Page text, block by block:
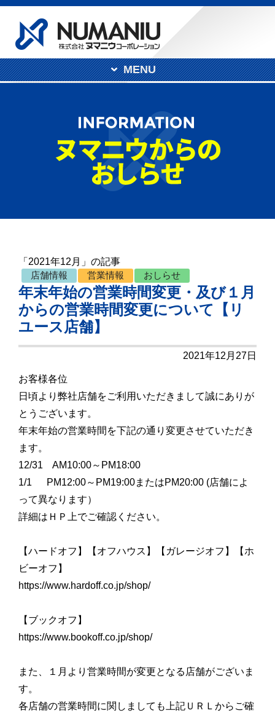
MENU
「2021年12月」の記事
店舗情報
営業情報 おしらせ
年末年始の営業時間変更・及び１月
からの営業時間変更について【リ
ユース店舗】
2021年12月27日
お客様各位
日頃より弊社店舗をご利用いただきまして誠にありが
とうございます。
年末年始の営業時間を下記の通り変更させていただき
ます。
12/31 AM10:00～PM18:00
1/1 PM12:00～PM19:00またはPM20:00 (店舗によ
って異なります）
詳細はＨＰ上でご確認ください。
【ハードオフ】【オフハウス】【ガレージオフ】【ホ
ビーオフ】
https://www.hardoff.co.jp/shop/
【ブックオフ】
https://www.bookoff.co.jp/shop/
また、１月より営業時間が変更となる店舗がございま
す。
各店舗の営業時間に関しましても上記ＵＲＬからご確